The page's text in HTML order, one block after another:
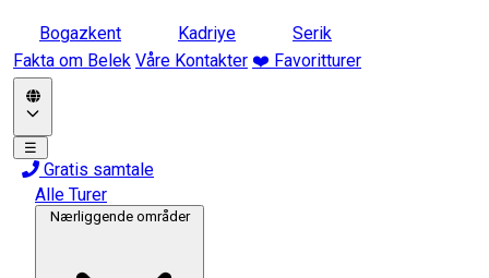
Bogazkent Kadriye
Serik
Fakta om Belek Våre Kontakter ❤️ Favoritturer
☰
Gratis samtale
Alle Turer
Nærliggende områder